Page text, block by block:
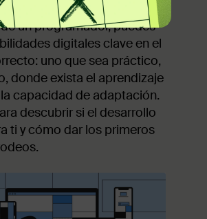
empezar a construir el
un programador, puedes
digitales clave en el
uno que sea práctico,
donde exista el aprendizaje
capacidad de adaptación.
descubrir si el desarrollo
ti y cómo dar los primeros